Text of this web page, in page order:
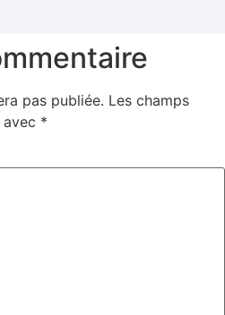
pas publiée. Les champs
*